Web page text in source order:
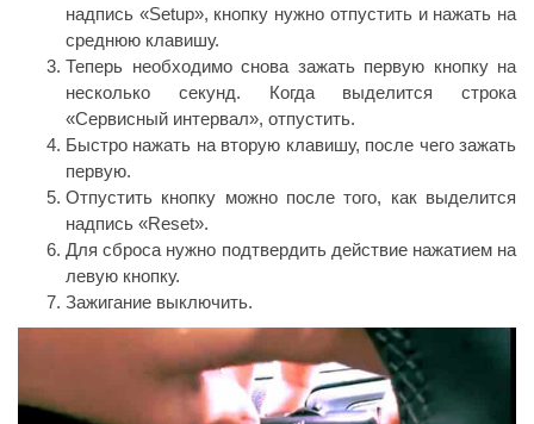
надпись «Setup», кнопку нужно отпустить и нажать на
среднюю клавишу.
Теперь необходимо снова зажать первую кнопку на
несколько секунд. Когда выделится строка
«Сервисный интервал», отпустить.
Быстро нажать на вторую клавишу, после чего зажать
первую.
Отпустить кнопку можно после того, как выделится
надпись «Reset».
Для сброса нужно подтвердить действие нажатием на
левую кнопку.
Зажигание выключить.